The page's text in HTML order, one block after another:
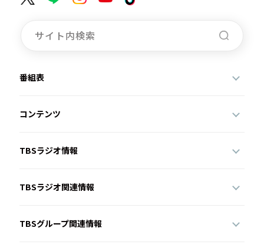
番組表
コンテンツ
TBSラジオ情報
TBSラジオ関連情報
TBSグループ関連情報